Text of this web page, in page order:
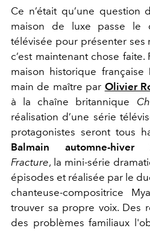
Ce n’était qu’une question
maison de luxe passe le
télévisée pour présenter ses
c’est maintenant chose
maison historique française
main de maître par Olivier
à la chaîne britannique
réalisation d’une série
protagonistes seront tous
Balmain automne-hiver
Fracture, la mini-série
épisodes et réalisée par le
chanteuse-compositrice
trouver sa propre voix. Des
des problèmes familiaux